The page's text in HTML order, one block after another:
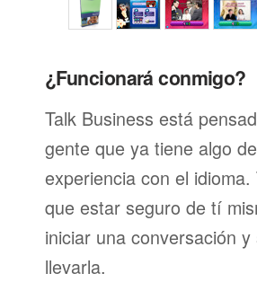
¿Funcionará conmigo?
Talk Business está
gente que ya tiene algo de
experiencia con el idioma.
que estar seguro de tí
iniciar una conversación y
llevarla.